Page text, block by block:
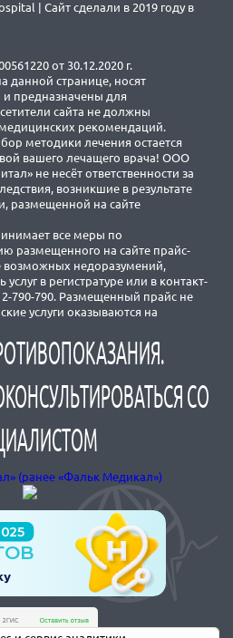
| Сайт сделали в 2019 году в
от 30.12.2020 г.
данной странице, носят
предназначены для
сайта не должны
медицинских рекомендаций.
методики лечения остается
вашего лечащего врача! ООО
не несёт ответственности за
возникшие в результате
размещенной на сайте
все меры по
размещенного на сайте прайс-
возможных недоразумений,
услуг в регистратуре или в контакт-
2-790-790. Размещенный прайс не
услуги оказываются на
СО
(ранее «Фальк Медикал»)